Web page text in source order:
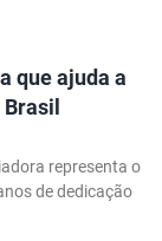
que ajuda a
representa o
de dedicação